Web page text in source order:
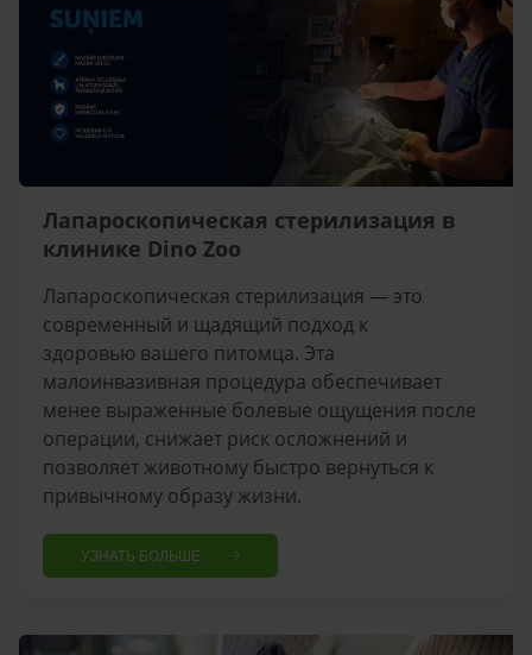
Лапароскопическая стерилизация в
клинике Dino Zoo
Лапароскопическая стерилизация — это
современный и щадящий подход к
здоровью вашего питомца. Эта
малоинвазивная процедура обеспечивает
менее выраженные болевые ощущения после
операции, снижает риск осложнений и
позволяет животному быстро вернуться к
привычному образу жизни.
УЗНАТЬ БОЛЬШЕ